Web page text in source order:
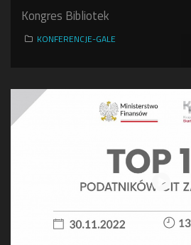
Kongres Bibliotek
KONFERENCJE-GALE